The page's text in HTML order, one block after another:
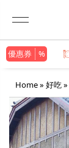
優惠券
Home» 好吃»